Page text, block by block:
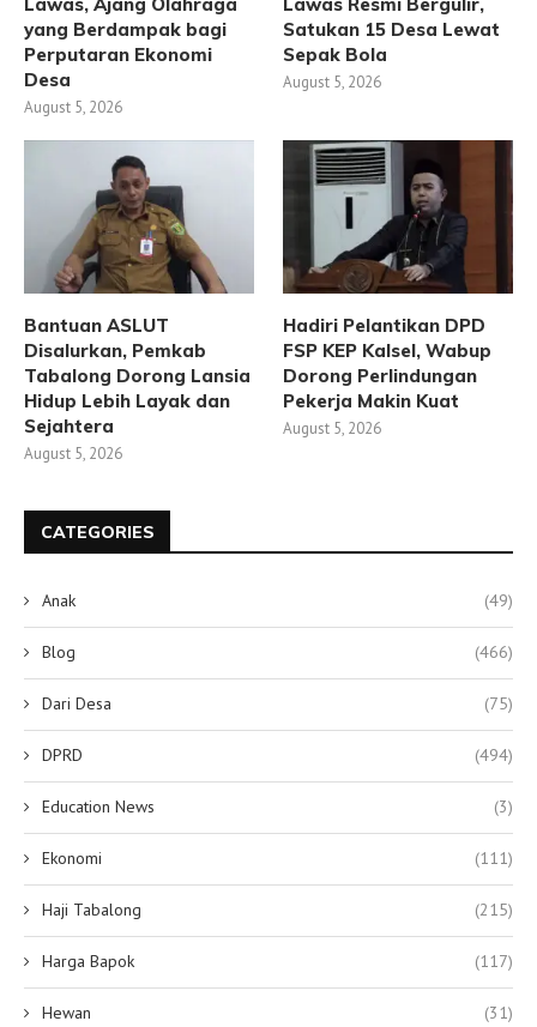
yang Berdampak bagi
Perputaran Ekonomi
Desa
August 5, 2026
Satukan 15 Desa Lewat
Sepak Bola
August 5, 2026
Bantuan ASLUT
Disalurkan, Pemkab
Tabalong Dorong Lansia
Hidup Lebih Layak dan
Sejahtera
August 5, 2026
Hadiri Pelantikan DPD
FSP KEP Kalsel, Wabup
Dorong Perlindungan
Pekerja Makin Kuat
August 5, 2026
CATEGORIES
Anak (49)
Blog (466)
Dari Desa (75)
DPRD (494)
Education News (3)
Ekonomi (111)
Haji Tabalong (215)
Harga Bapok (117)
Hewan (31)